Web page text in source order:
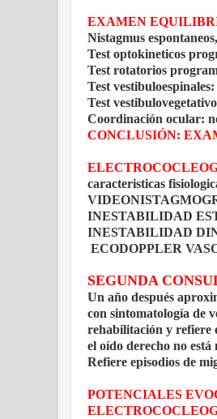
EXAMEN
Nistagmus
Test optokineticos
Test rotatorios
Test
Test
Coordinación ocular:
CONCLUSIÓN:
caracteristicas
INESTABILIDAD
INESTABILIDAD
ECODOPPLER
SEGUNDA
Un año después
con sintomatología de
rehabilitación y refiere
el oído derecho no
Refiere episodios de
POTENCIALES